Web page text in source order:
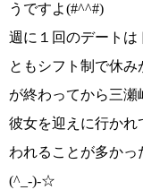
うですよ(#^^#)
週に１回のデートは
ともシフト制で休
が終わってから三瀬
彼女を迎えに行かれ
われることが多か
(^_-)-☆